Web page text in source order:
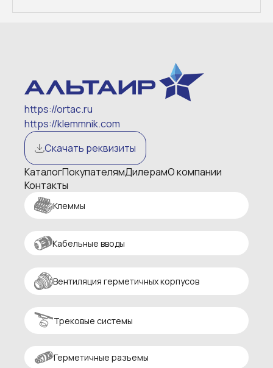
https://ortac.ru
https://klemmnik.com
Скачать реквизиты
КаталогПокупателямДилерамО компании
Контакты
Клеммы
Кабельные вводы
Вентиляция герметичных корпусов
Трековые системы
Герметичные разъемы